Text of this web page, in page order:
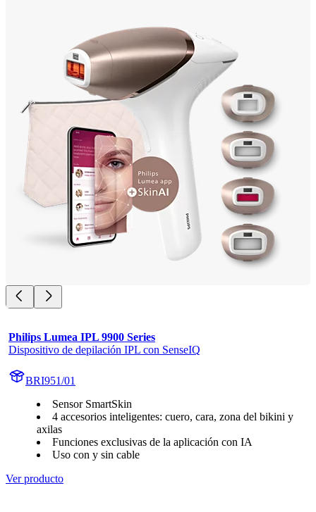
Philips Lumea IPL 9900 Series
Dispositivo de depilación IPL con SenseIQ
BRI951/01
Sensor SmartSkin
4 accesorios inteligentes: cuero, cara, zona del bikini y
axilas
Funciones exclusivas de la aplicación con IA
Uso con y sin cable
Ver producto